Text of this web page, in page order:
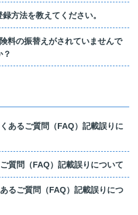
方法を教えてください。
料の振替えがされていませんで
あるご質問（FAQ）記載誤りに
質問（FAQ）記載誤りについて
るご質問（FAQ）記載誤りにつ